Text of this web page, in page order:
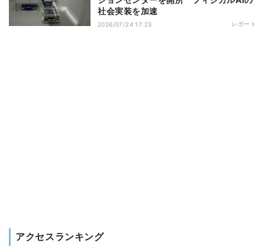
社会実装を加速
2026/07/24 17:23 レポート
アクセスランキング